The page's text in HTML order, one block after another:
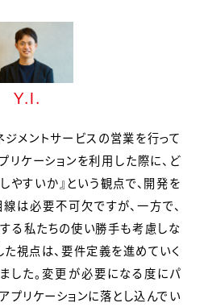
Y.I.
ジメントサービスの営業を行って
リケーションを利用した際に、ど
すいか』という観点で、開発を
は必要不可欠ですが、一方で、
る私たちの使い勝手も考慮しな
た視点は、要件定義を進めていく
した。変更が必要になる度にパ
プリケーションに落とし込んでい